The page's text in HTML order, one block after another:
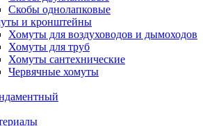
Скобы однолапковые
и кронштейны
Хомуты для воздуховодов и дымоходов
Хомуты для труб
Хомуты сантехнические
Червячные хомуты